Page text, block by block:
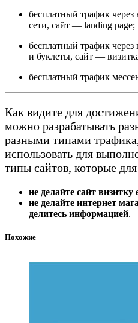
бесплатный трафик
сети, сайт — landing page;
бесплатный трафик
и буклеты, сайт —
бесплатный трафик
Как видите для
можно разрабатывать
разными типами
использовать для
типы сайтов, которые
не делайте сайт
не делайте интернет
делитесь информацией.
Похожие